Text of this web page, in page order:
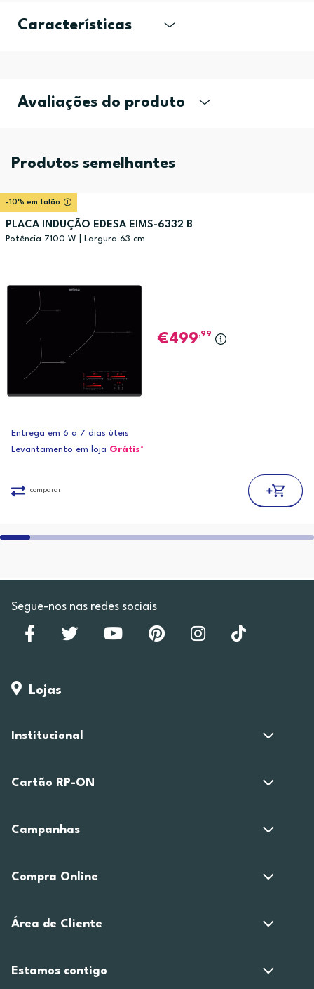
Características
Avaliações do produto
Produtos semelhantes
-10% em talão
PLACA INDUÇÃO EDESA EIMS-6332 B
Potência 7100 W | Largura 63 cm
499,99
Entrega em 6 a 7 dias úteis
Levantamento em loja Grátis*
comparar
Segue-nos nas redes sociais
Lojas
Institucional
Cartão RP-ON
Campanhas
Compra Online
Área de Cliente
Estamos contigo